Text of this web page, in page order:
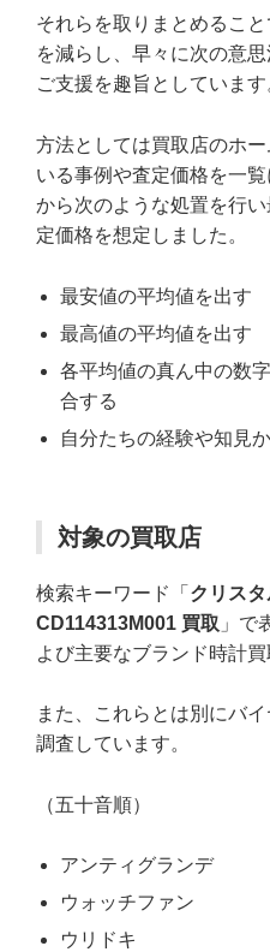
それらを取りまとめるこ
を減らし、早々に次の意
ご支援を趣旨としています
方法としては買取店のホ
いる事例や査定価格を一
から次のような処置を行
定価格を想定しました。
最安値の平均値を出す
最高値の平均値を出す
各平均値の真ん中の数
合する
自分たちの経験や知見
対象の買取店
検索キーワード「 クリス
CD114313M001 買取 」で
よび主要なブランド時計
また、これらとは別にバ
調査しています。
（五十音順）
アンティグランデ
ウォッチファン
ウリドキ